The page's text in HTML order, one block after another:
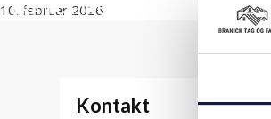
10. februar 2026
Kontakt